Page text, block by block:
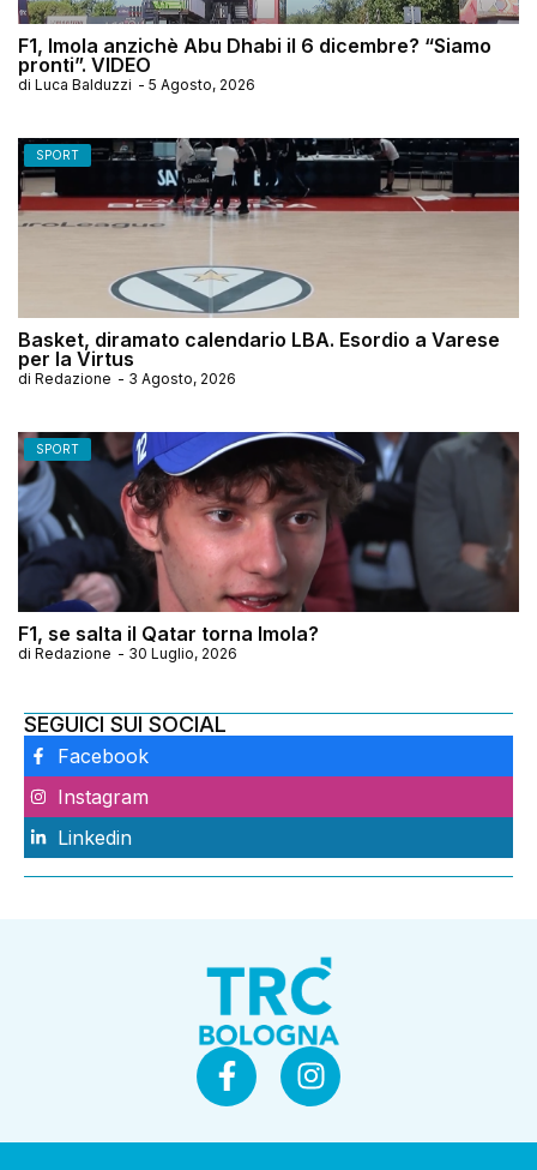
F1, Imola anzichè Abu Dhabi il 6 dicembre? “Siamo
pronti”. VIDEO
di Luca Balduzzi - 5 Agosto, 2026
SPORT
Basket, diramato calendario LBA. Esordio a Varese
per la Virtus
di Redazione - 3 Agosto, 2026
SPORT
F1, se salta il Qatar torna Imola?
di Redazione - 30 Luglio, 2026
SEGUICI SUI SOCIAL
Facebook
Instagram
Linkedin